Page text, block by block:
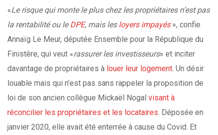
«Le risque qui monte le plus chez les propriétaires n’est pas
la rentabilité ou leDPE, mais les loyers impayés », confie
Annaïg Le Meur, députée Ensemble pour la République du
Finistère, qui veut «rassurer les investisseurs» et inciter
davantage de propriétaires à louer leur logement. Un désir
louable mais qui n’est pas sans rappeler la proposition de
loi de son ancien collègue Mickaël Nogal visant à
réconcilier les propriétaires et les locataires. Déposée en
janvier 2020, elle avait été enterrée à cause du Covid. Et